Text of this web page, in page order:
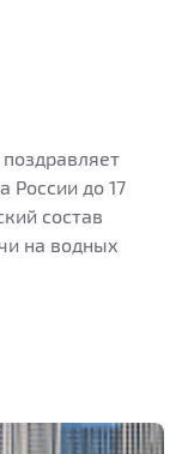
России до 17
состав
на водных